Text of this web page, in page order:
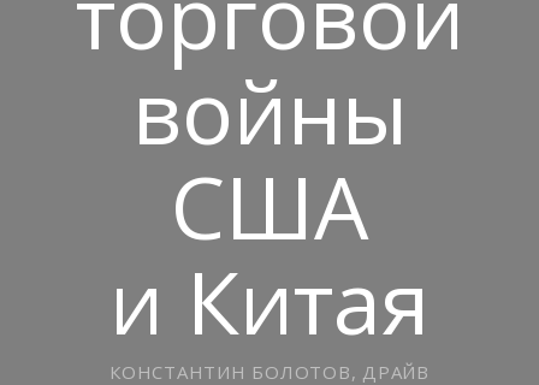
войны
США
и Китая
КОНСТАНТИН БОЛОТОВ, ДРАЙВ